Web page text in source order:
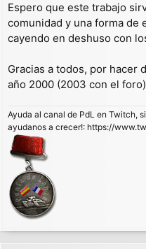
Espero que este trabajo
comunidad y una forma de
cayendo en deshuso con
Gracias a todos, por hacer
año 2000 (2003 con el
Ayuda al canal de PdL en Twitch,
ayudanos a crecer!: https://